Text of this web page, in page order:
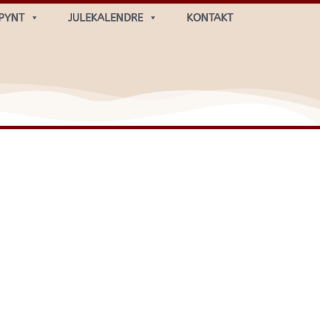
JULEKALENDRE KONTAKT